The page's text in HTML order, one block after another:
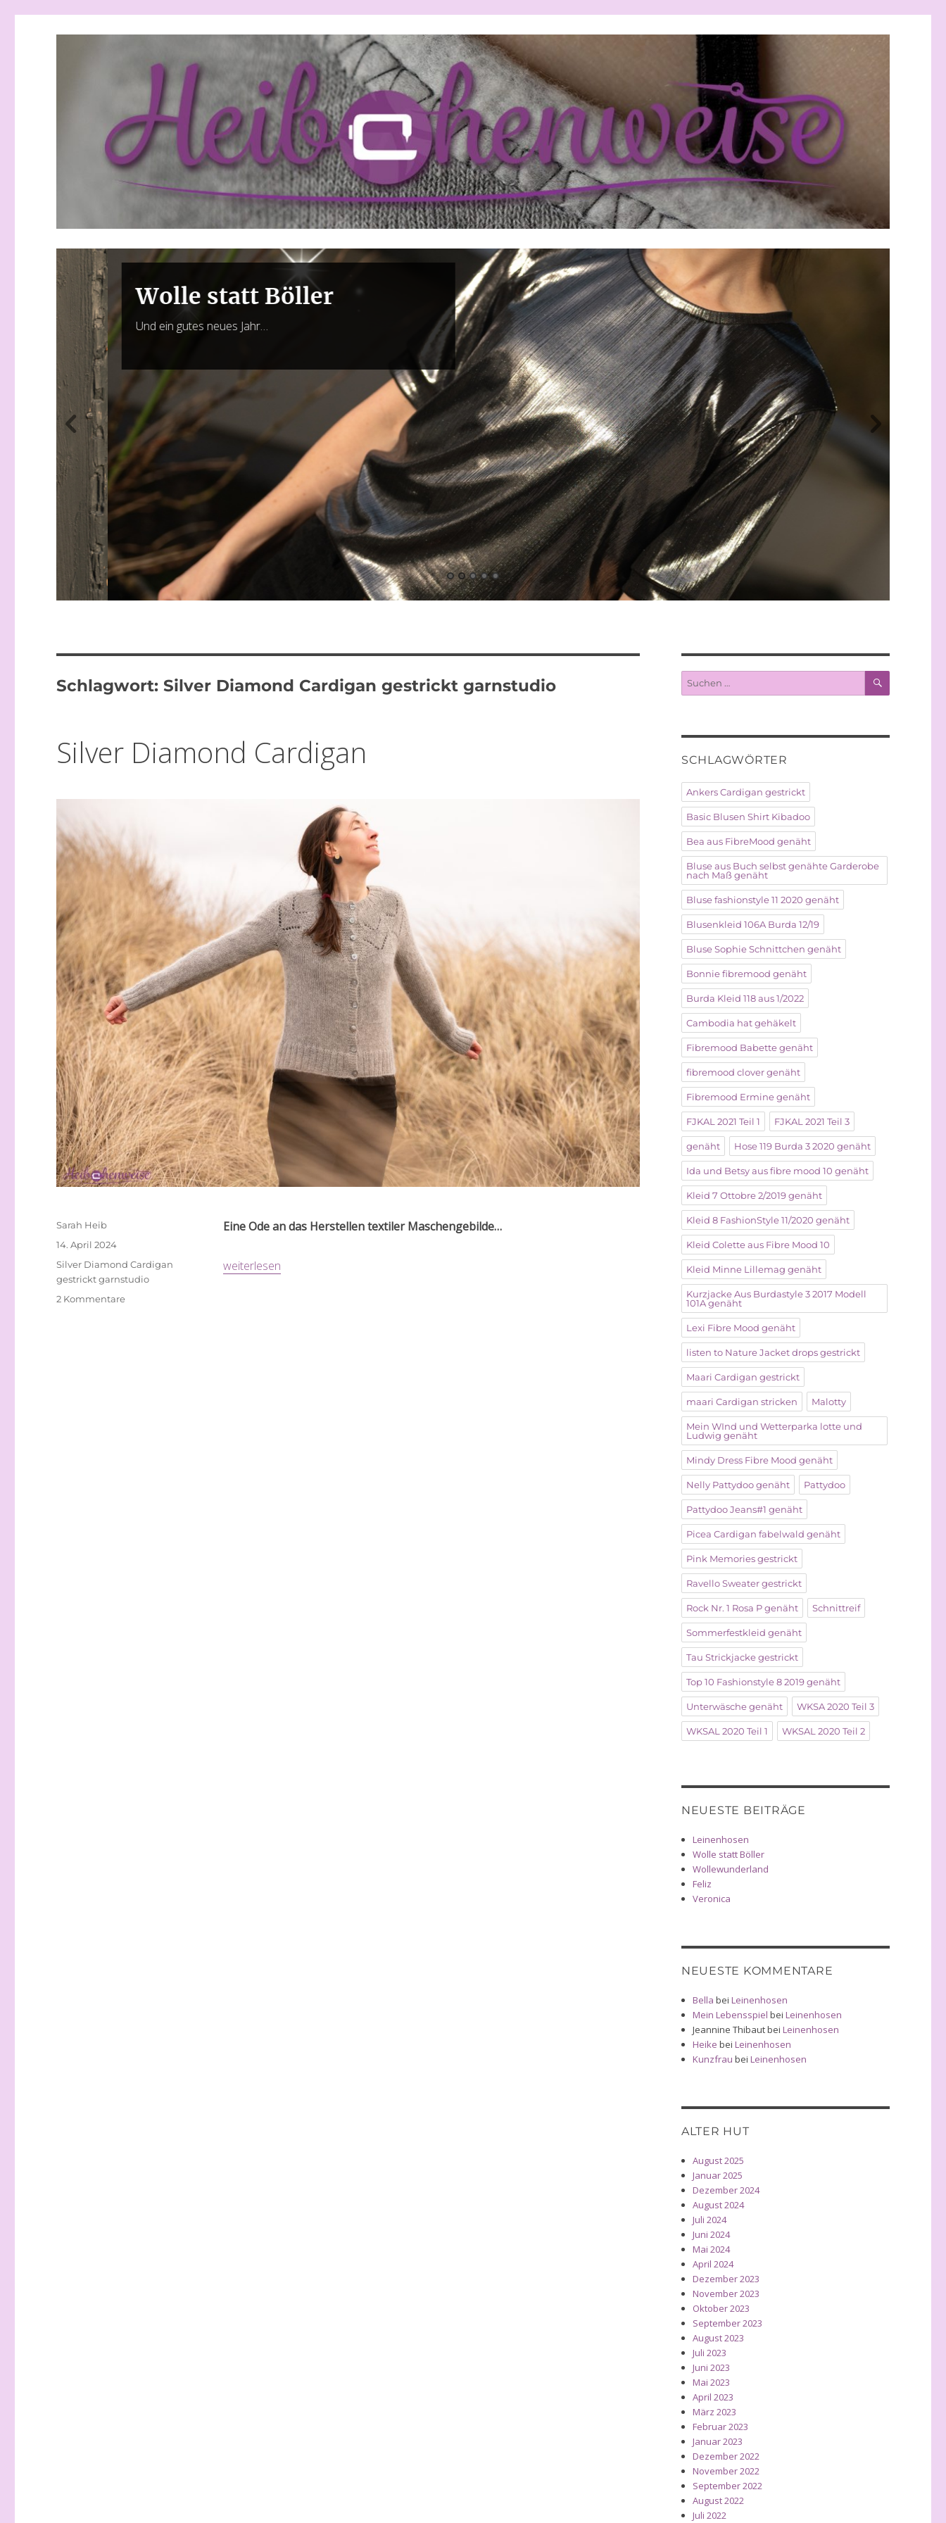
Wolle statt Böller
Und ein gutes neues Jahr…
Schlagwort:Silver Diamond Cardigan gestrickt garnstudio
Silver Diamond Cardigan
Eine Ode an das Herstellen textiler Maschengebilde…
„Silver Diamond Cardigan“
weiterlesen
Autor
Sarah Heib
Veröffentlicht
am
14. April 2024
Schlagwörter
Silver Diamond Cardigan
gestrickt garnstudio
2 Kommentarezu
Suche
nach:
SUCHEN
SCHLAGWÖRTER
Ankers Cardigan gestrickt
Basic Blusen Shirt Kibadoo
Bea aus FibreMood genäht
Bluse aus Buch selbst genähte Garderobe
nach Maß genäht
Bluse fashionstyle 11 2020 genäht
Blusenkleid 106A Burda 12/19
Bluse Sophie Schnittchen genäht
Bonnie fibremood genäht
Burda Kleid 118 aus 1/2022
Cambodia hat gehäkelt
Fibremood Babette genäht
fibremood clover genäht
Fibremood Ermine genäht
FJKAL 2021 Teil 1 FJKAL 2021 Teil 3
genäht Hose 119 Burda 3 2020 genäht
Ida und Betsy aus fibre mood 10 genäht
Kleid 7 Ottobre 2/2019 genäht
Kleid 8 FashionStyle 11/2020 genäht
Kleid Colette aus Fibre Mood 10
Kleid Minne Lillemag genäht
Kurzjacke Aus Burdastyle 3 2017 Modell
101A genäht
Lexi Fibre Mood genäht
listen to Nature Jacket drops gestrickt
Maari Cardigan gestrickt
maari Cardigan stricken Malotty
Mein WInd und Wetterparka lotte und
Ludwig genäht
Mindy Dress Fibre Mood genäht
Nelly Pattydoo genäht Pattydoo
Pattydoo Jeans#1 genäht
Picea Cardigan fabelwald genäht
Pink Memories gestrickt
Ravello Sweater gestrickt
Rock Nr. 1 Rosa P genäht Schnittreif
Sommerfestkleid genäht
Tau Strickjacke gestrickt
Top 10 Fashionstyle 8 2019 genäht
Unterwäsche genäht WKSA 2020 Teil 3
WKSAL 2020 Teil 1 WKSAL 2020 Teil 2
NEUESTE BEITRÄGE
Leinenhosen
Wolle statt Böller
Wollewunderland
Feliz
Veronica
NEUESTE KOMMENTARE
Bella beiLeinenhosen
Mein Lebensspiel beiLeinenhosen
Jeannine ThibautbeiLeinenhosen
Heike beiLeinenhosen
Kunzfrau beiLeinenhosen
ALTER HUT
August 2025
Januar 2025
Dezember 2024
August 2024
Juli 2024
Juni 2024
Mai 2024
April 2024
Dezember 2023
November 2023
Oktober 2023
September 2023
August 2023
Juli 2023
Juni 2023
Mai 2023
April 2023
März 2023
Februar 2023
Januar 2023
Dezember 2022
November 2022
September 2022
August 2022
Juli 2022